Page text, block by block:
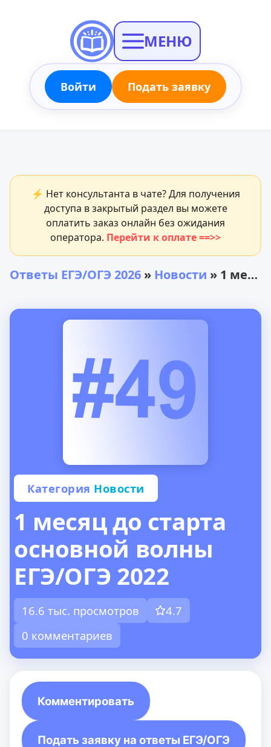
МЕНЮ
Войти Подать заявку
⚡ Нет консультанта в чате? Для получения
доступа в закрытый раздел вы можете
оплатить заказ онлайн без ожидания
оператора. Перейти к оплате ==>>
Ответы ЕГЭ/ОГЭ 2026 » Новости » 1 месяц до старта основной волны ЕГЭ/ОГЭ 2022
Категория Новости
1 месяц до старта
основной волны
ЕГЭ/ОГЭ 2022
16.6 тыс. просмотров
4.7
0 комментариев
Комментировать
Подать заявку на ответы ЕГЭ/ОГЭ